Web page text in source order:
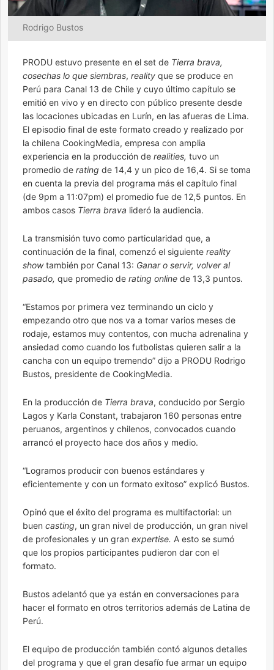
Rodrigo Bustos
PRODU estuvo presente en el set de Tierra brava,
cosechas lo que siembras, reality que se produce en
Perú para Canal 13 de Chile y cuyo último capítulo se
emitió en vivo y en directo con público presente desde
las locaciones ubicadas en Lurín, en las afueras de Lima.
El episodio final de este formato creado y realizado por
la chilena CookingMedia, empresa con amplia
experiencia en la producción de realities, tuvo un
promedio de rating de 14,4 y un pico de 16,4. Si se toma
en cuenta la previa del programa más el capítulo final
(de 9pm a 11:07pm) el promedio fue de 12,5 puntos. En
ambos casos Tierra brava lideró la audiencia.
La transmisión tuvo como particularidad que, a
continuación de la final, comenzó el siguiente reality
showtambién por Canal 13: Ganar o servir, volver al
pasado, que promedio de rating online de 13,3 puntos.
“Estamos por primera vez terminando un ciclo y
empezando otro que nos va a tomar varios meses de
rodaje, estamos muy contentos, con mucha adrenalina y
ansiedad como cuando los futbolistas quieren salir a la
cancha con un equipo tremendo” dijo a PRODU Rodrigo
Bustos, presidente de CookingMedia.
En la producción de Tierra brava, conducido por Sergio
Lagos y Karla Constant, trabajaron 160 personas entre
peruanos, argentinos y chilenos, convocados cuando
arrancó el proyecto hace dos años y medio.
“Logramos producir con buenos estándares y
eficientemente y con un formato exitoso” explicó Bustos.
Opinó que el éxito del programa es multifactorial: un
buen casting, un gran nivel de producción, un gran nivel
de profesionales y un gran expertise. A esto se sumó
que los propios participantes pudieron dar con el
formato.
Bustos adelantó que ya están en conversaciones para
hacer el formato en otros territorios además de Latina de
Perú.
El equipo de producción también contó algunos detalles
del programa y que el gran desafío fue armar un equipo